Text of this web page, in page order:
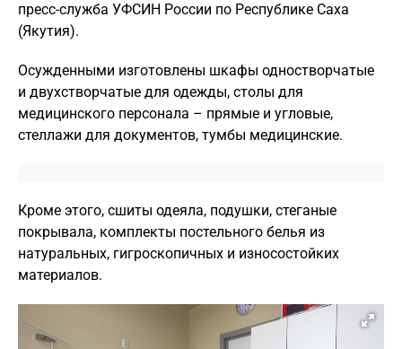
пресс-служба УФСИН России по Республике Саха
(Якутия).
Осужденными изготовлены шкафы одностворчатые
и двухстворчатые для одежды, столы для
медицинского персонала – прямые и угловые,
стеллажи для документов, тумбы медицинские.
Кроме этого, сшиты одеяла, подушки, стеганые
покрывала, комплекты постельного белья из
натуральных, гигроскопичных и износостойких
материалов.